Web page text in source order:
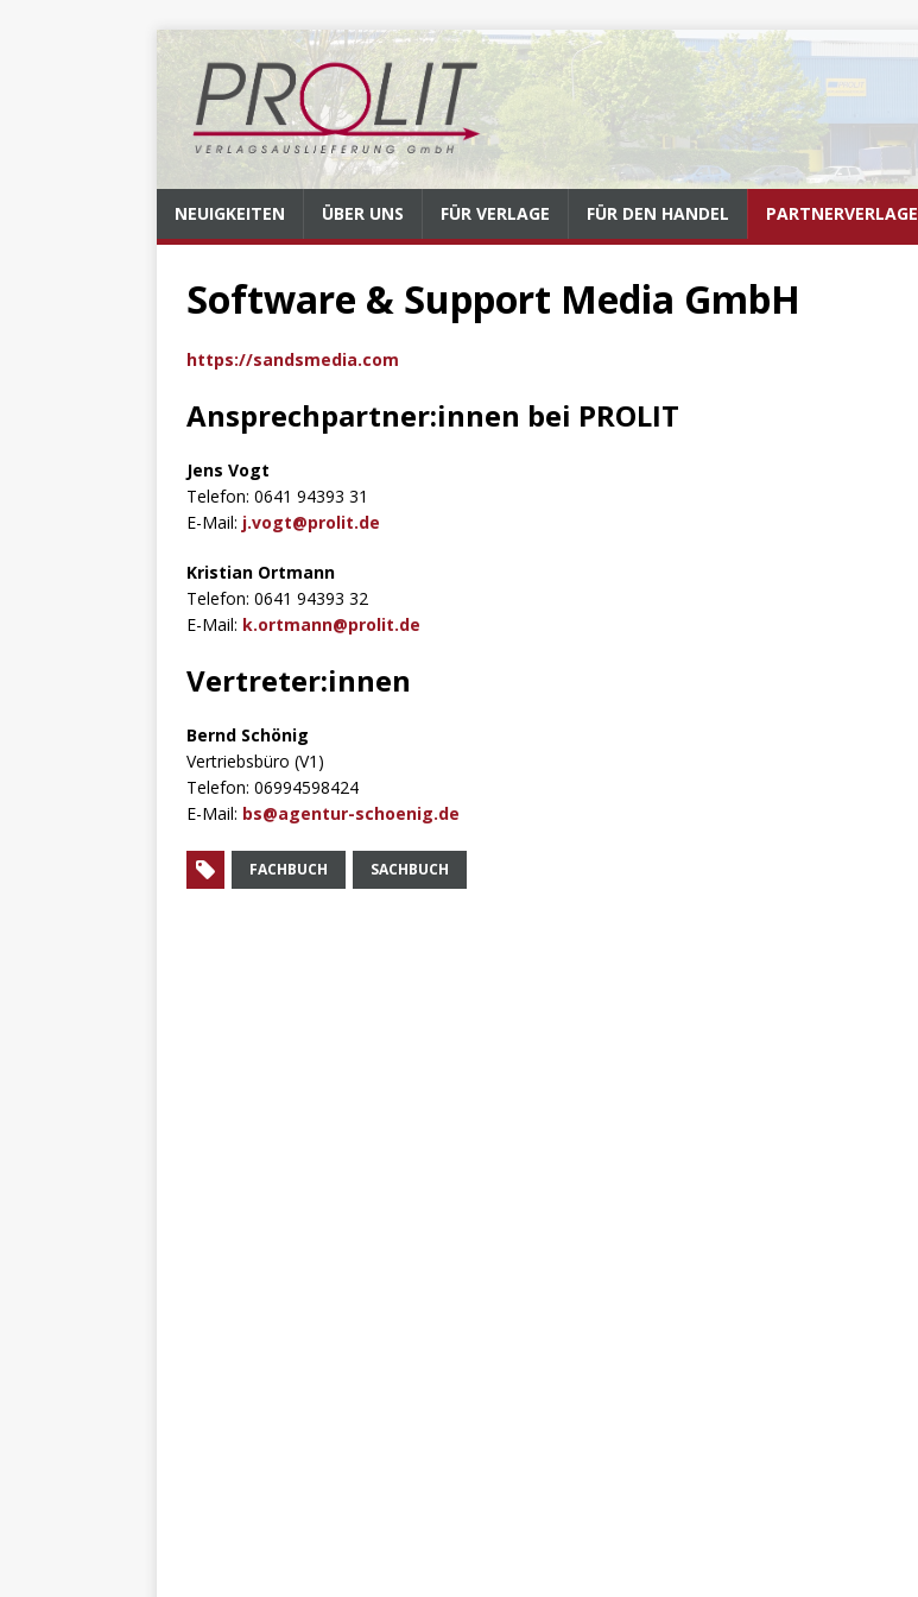
NEUIGKEITEN ÜBER UNS FÜR VERLAGE FÜR DEN HANDEL PARTNERVERLAGE
Software & Support Media GmbH
https://sandsmedia.com
Ansprechpartner:innen bei PROLIT
Jens Vogt
Telefon: 0641 94393 31
E-Mail: j.vogt@prolit.de
Kristian Ortmann
Telefon: 0641 94393 32
E-Mail: k.ortmann@prolit.de
Vertreter:innen
Bernd Schönig
Vertriebsbüro (V1)
Telefon: 06994598424
E-Mail: bs@agentur-schoenig.de
FACHBUCH SACHBUCH